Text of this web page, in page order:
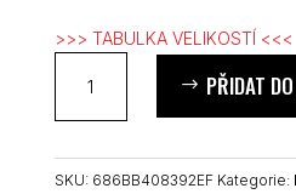
>>> TABULKA VELIKOSTÍ <<<
TRUMP
bucket
(organická
PŘIDAT
SKU: 686BB408392EF Kategorie: